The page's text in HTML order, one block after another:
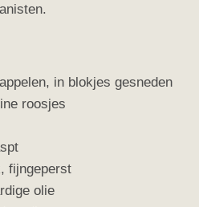
in blokjes gesneden
roosjes
fijngeperst
olie